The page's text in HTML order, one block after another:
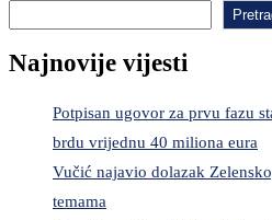
Najnovije vijesti
Potpisan ugovor za prvu fazu
brdu vrijednu 40 miliona eura
Vučić najavio dolazak
temama